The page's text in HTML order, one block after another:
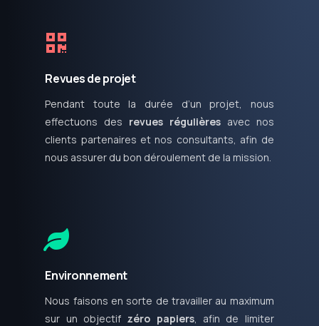
Revues de projet
Pendant toute la durée d’un projet, nous
effectuons des revues régulièresavec nos
clients partenaires et nos consultants, afin de
nous assurer du bon déroulement de la mission.
Environnement
Nous faisons en sorte de travailler au maximum
sur un objectif zéro papiers, afin de limiter